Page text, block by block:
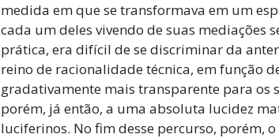
medida em que se transformava em um
cada um deles vivendo de suas mediações
prática, era difícil de se discriminar da
reino de racionalidade técnica, em função
gradativamente mais transparente para os
porém, já então, a uma absoluta lucidez
luciferinos. No fim desse percurso, porém,